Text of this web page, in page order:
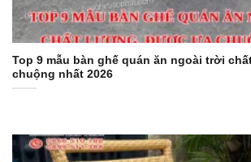
Top 9 mẫu bàn ghế quán ăn ngoài trời
chuộng nhất 2026